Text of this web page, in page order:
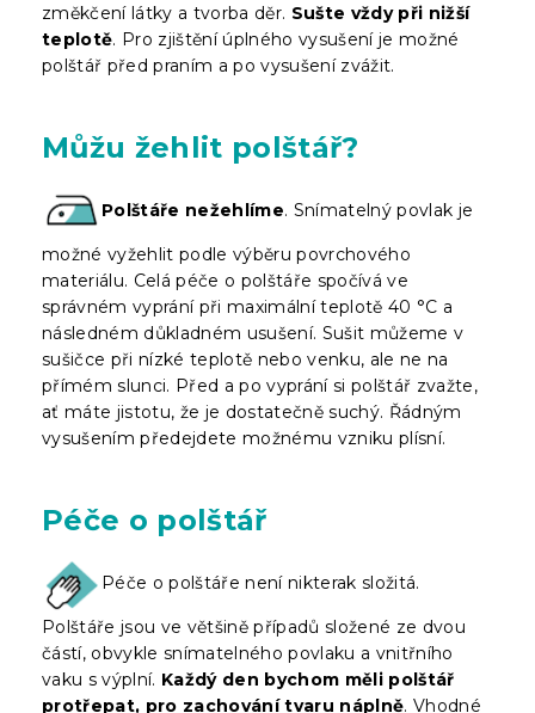
změkčení látky a tvorba děr. Sušte vždy při nižší
teplotě. Pro zjištění úplného vysušení je možné
polštář před praním a po vysušení zvážit.
Můžu žehlit polštář?
Polštáře nežehlíme. Snímatelný povlak je
možné vyžehlit podle výběru povrchového
materiálu. Celá péče o polštáře spočívá ve
správném vyprání při maximální teplotě 40 °C a
následném důkladném usušení. Sušit můžeme v
sušičce při nízké teplotě nebo venku, ale ne na
přímém slunci. Před a po vyprání si polštář zvažte,
ať máte jistotu, že je dostatečně suchý. Řádným
vysušením předejdete možnému vzniku plísní.
Péče o polštář
Péče o polštáře není nikterak složitá.
Polštáře jsou ve většině případů složené ze dvou
částí, obvykle snímatelného povlaku a vnitřního
vaku s výplní. Každý den bychom měli polštář
protřepat, pro zachování tvaru náplně. Vhodné